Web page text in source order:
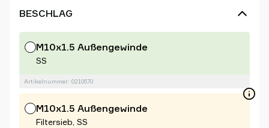
BESCHLAG
M10x1.5 Außengewinde
SS
Artikelnummer: 0210570
M10x1.5 Außengewinde
Filtersieb, SS